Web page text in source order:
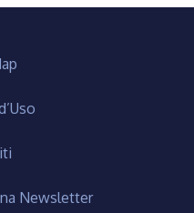
Newsletter